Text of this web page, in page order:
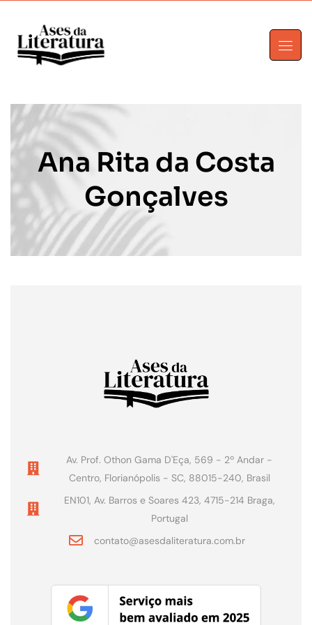
Ana Rita da Costa
Gonçalves
Av. Prof. Othon Gama D'Eça, 569 - 2º Andar -
Centro, Florianópolis - SC, 88015-240, Brasil
EN101, Av. Barros e Soares 423, 4715-214 Braga,
Portugal
contato@asesdaliteratura.com.br